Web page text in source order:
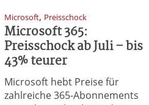
Microsoft, Preisschock
Microsoft 365:
Preisschock ab Juli – bis
43% teurer
Microsoft hebt Preise für
zahlreiche 365-Abonnements